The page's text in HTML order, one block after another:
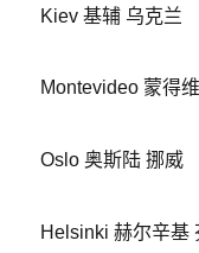
Kiev 基辅 乌克兰
Montevideo 蒙得
Oslo 奥斯陆 挪威
Helsinki 赫尔辛基